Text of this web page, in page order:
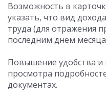
Возможность в
указать, что вид
труда (для отражения
последним днем
Повышение удобства
просмотра
документах.